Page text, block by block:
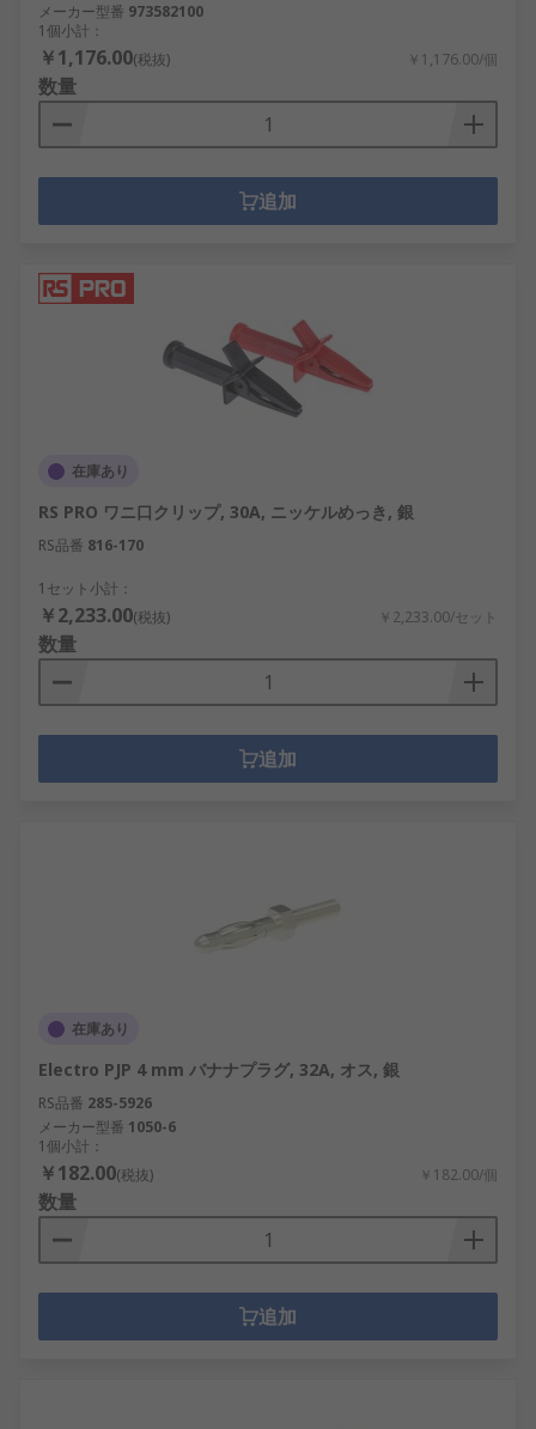
メーカー型番 973582100
1個小計：
￥1,176.00(税抜) ￥1,176.00/個
数量
追加
在庫あり
RS PRO ワニ口クリップ, 30A, ニッケルめっき, 銀
RS品番 816-170
1セット小計：
￥2,233.00(税抜) ￥2,233.00/セット
数量
追加
在庫あり
Electro PJP 4 mm バナナプラグ, 32A, オス, 銀
RS品番 285-5926
メーカー型番 1050-6
1個小計：
￥182.00(税抜) ￥182.00/個
数量
追加